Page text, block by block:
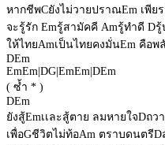
หากชีพCยังไม่วายปราณEm เพีย
จะรู้รัก Emรู้สามัคคี Amรู้ทำดี Dรู้
ให้ไทยAmเป็นไทยคงมั่นEm คือพ
DEm
EmEm DG EmEm DEm
( ซ้ำ * )
DEm
ยังสู้Emเเละสู้ตาย ลมหายใจDถว
เพื่อGชีวิตไม่ท้อAm ตราบดนตรีD